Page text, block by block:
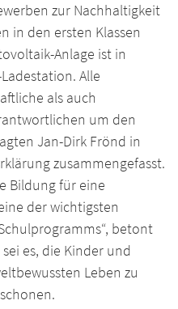
zur Nachhaltigkeit
in den ersten Klassen
Anlage ist in
Alle
als auch
um den
Jan-Dirk Frönd in
zusammengefasst.
Bildung für eine
der wichtigsten
betont
es, die Kinder und
Leben zu